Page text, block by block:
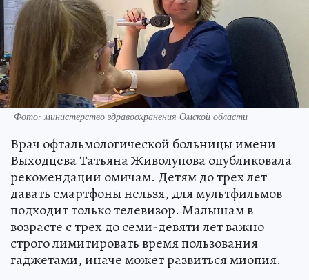
Фото: министерство здравоохранения Омской области
Врач офтальмологической больницы имени
Выходцева Татьяна Живолупова опубликовала
рекомендации омичам. Детям до трех лет
давать смартфоны нельзя, для мультфильмов
подходит только телевизор. Малышам в
возрасте с трех до семи-девяти лет важно
строго лимитировать время пользования
гаджетами, иначе может развиться миопия.